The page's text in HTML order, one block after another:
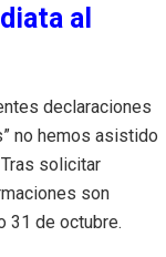
al
declaraciones
no hemos asistido
solicitar
son
31 de octubre.